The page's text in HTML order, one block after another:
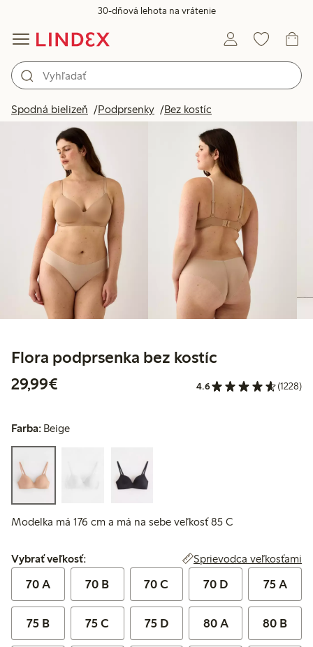
30-dňová lehota na vrátenie
Spodná bielizeň Podprsenky Bez kostíc
Produkty na obrázku
Flora podprsenka bez kostíc
29,99€
4.6 (1228)
Farba: Beige
Modelka má 176 cm a má na sebe veľkosť 85 C
Vybrať veľkosť:
Vybrať veľkosť: Sprievodca veľkosťami
70 A 70 B 70 C 70 D 75 A
75 B 75 C 75 D 80 A 80 B